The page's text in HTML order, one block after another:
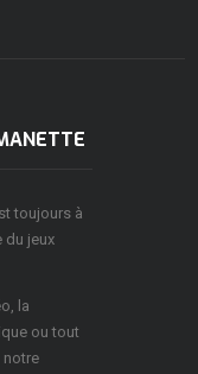
toujours à
du jeux
la
ou tout
notre